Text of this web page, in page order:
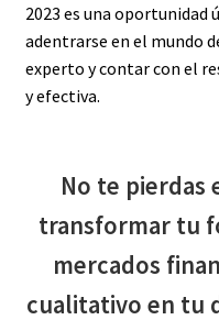
2023 es una oportunidad
adentrarse en el mundo
experto y contar con el
y efectiva.
No te pierdas
transformar tu
mercados
cualitativo en tu